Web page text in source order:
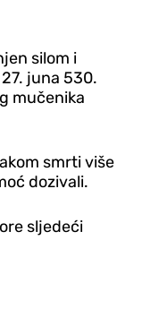
silom i
juna 530.
mučenika
smrti više
dozivali.
sljedeći